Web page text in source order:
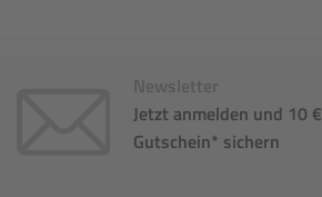
Newsletter
Jetzt anmelden und 10 €
Gutschein* sichern